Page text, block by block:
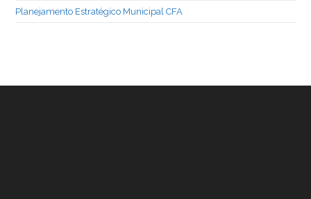
Planejamento Estratégico Municipal CFA